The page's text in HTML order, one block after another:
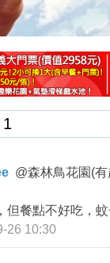
@森林鳥花園(
但餐點不好吃，蚊
26 10:30